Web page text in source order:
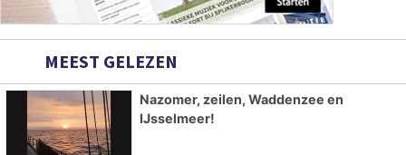
MEEST GELEZEN
Nazomer, zeilen, Waddenzee en
IJsselmeer!